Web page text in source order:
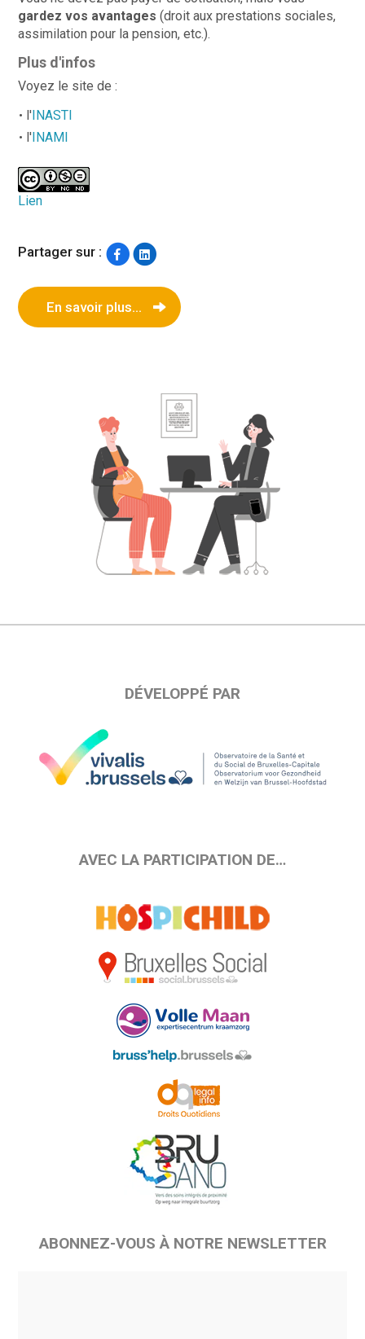
gardez vos avantages (droit aux prestations sociales,
assimilation pour la pension, etc.).
Plus d'infos
Voyez le site de :
l'INASTI
l'INAMI
Lien
Partager sur :
En savoir plus...
DÉVELOPPÉ PAR
AVEC LA PARTICIPATION DE…
ABONNEZ-VOUS À NOTRE NEWSLETTER